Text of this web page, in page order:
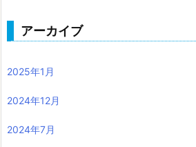
アーカイブ
2025年1月
2024年12月
2024年7月